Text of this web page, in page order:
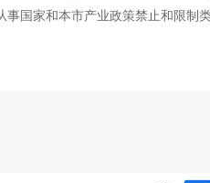
国家和本市产业政策禁止和限制类